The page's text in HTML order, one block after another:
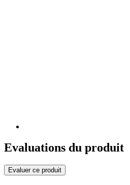
Evaluations du produit
Evaluer ce produit